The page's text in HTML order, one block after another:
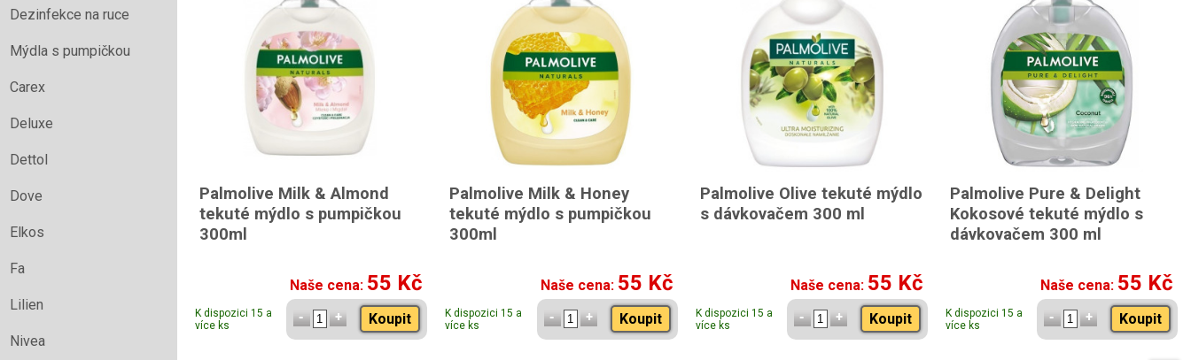
Dezinfekce na ruce
Mýdla s pumpičkou
Carex
Deluxe
Dettol
Dove
Elkos
Fa
Lilien
Nivea
Palmolive Milk & Almond
tekuté mýdlo s pumpičkou
300ml
Naše cena: 55 Kč
K dispozici 15 a
více ks
Koupit
Palmolive Milk & Honey
tekuté mýdlo s pumpičkou
300ml
Naše cena: 55 Kč
K dispozici 15 a
více ks
Koupit
Palmolive Olive tekuté mýdlo
s dávkovačem 300 ml
Naše cena: 55 Kč
K dispozici 15 a
více ks
Koupit
Palmolive Pure & Delight
Kokosové tekuté mýdlo s
dávkovačem 300 ml
Naše cena: 55 Kč
K dispozici 15 a
více ks
Koupit